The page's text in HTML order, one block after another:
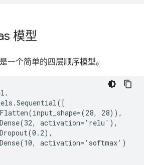
模型
一个简单的四层顺序模型。
28)),
activation='relu'),
activation='softmax')